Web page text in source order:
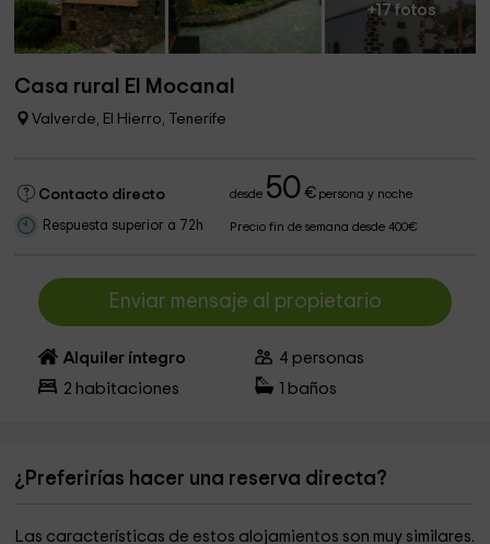
+17 fotos
Casa rural El Mocanal
Valverde, El Hierro, Tenerife
Contacto directo desde 50 €persona y noche
Respuesta superior a 72h Precio fin de semana desde 400€
Enviar mensaje al propietario
Alquiler íntegro 4 personas
2 habitaciones baños
¿Preferirías hacer una reserva directa?
Las características de estos alojamientos son muy similares.